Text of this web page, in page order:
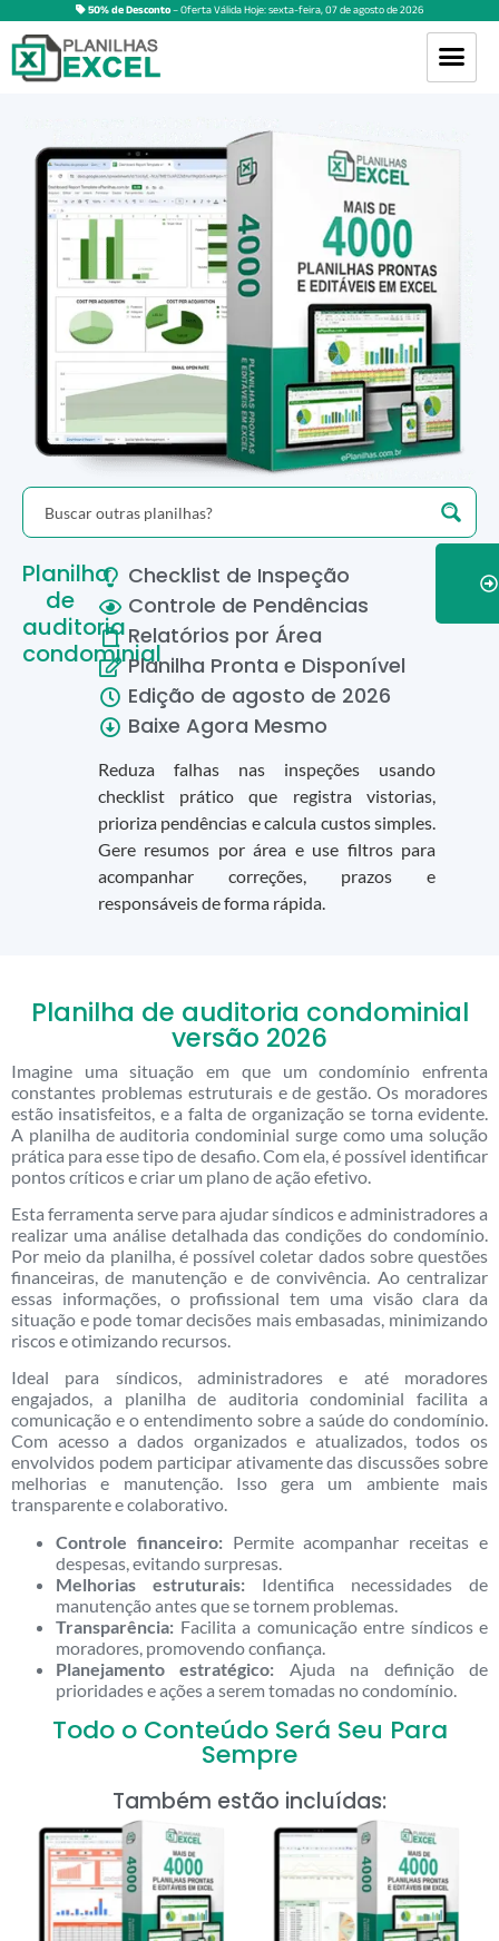
50% de Desconto– Oferta Válida Hoje:sexta-feira,07deagostode2026
Planilha
de
auditoria
condominial
Checklist de Inspeção
Controle de Pendências
Relatórios por Área
Planilha Pronta e Disponível
Edição de agosto de 2026
Baixe Agora Mesmo
Reduza falhas nas inspeções usando
checklist prático que registra vistorias,
prioriza pendências e calcula custos simples.
Gere resumos por área e use filtros para
acompanhar correções, prazos e
responsáveis de forma rápida.
Planilha de auditoria condominial
versão 2026
Imagine uma situação em que um condomínio enfrenta
constantes problemas estruturais e de gestão. Os moradores
estão insatisfeitos, e a falta de organização se torna evidente.
A planilha de auditoria condominial surge como uma solução
prática para esse tipo de desafio. Com ela, é possível identificar
pontos críticos e criar um plano de ação efetivo.
Esta ferramenta serve para ajudar síndicos e administradores a
realizar uma análise detalhada das condições do condomínio.
Por meio da planilha, é possível coletar dados sobre questões
financeiras, de manutenção e de convivência. Ao centralizar
essas informações, o profissional tem uma visão clara da
situação e pode tomar decisões mais embasadas, minimizando
riscos e otimizando recursos.
Ideal para síndicos, administradores e até moradores
engajados, a planilha de auditoria condominial facilita a
comunicação e o entendimento sobre a saúde do condomínio.
Com acesso a dados organizados e atualizados, todos os
envolvidos podem participar ativamente das discussões sobre
melhorias e manutenção. Isso gera um ambiente mais
transparente e colaborativo.
Controle financeiro:Permite acompanhar receitas e
despesas, evitando surpresas.
Melhorias estruturais: Identifica necessidades de
manutenção antes que se tornem problemas.
Transparência: Facilita a comunicação entre síndicos e
moradores, promovendo confiança.
Planejamento estratégico: Ajuda na definição de
prioridades e ações a serem tomadas no condomínio.
Todo o Conteúdo Será Seu Para
Sempre
Também estão incluídas: